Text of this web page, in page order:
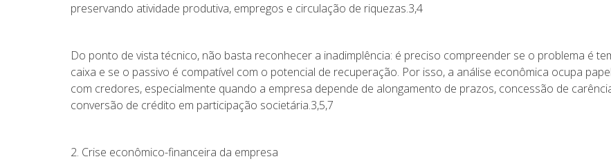
preservando atividade produtiva, empregos e circulação de riquezas.3,4
Do ponto de vista técnico, não basta reconhecer a inadimplência: é preciso compreender se o problema é
caixa e se o passivo é compatível com o potencial de recuperação. Por isso, a análise econômica ocupa
com credores, especialmente quando a empresa depende de alongamento de prazos, concessão de
conversão de crédito em participação societária.3,5,7
2. Crise econômico-financeira da empresa